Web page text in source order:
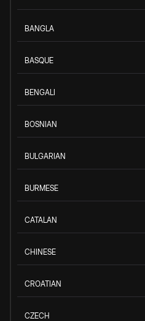
BANGLA
BASQUE
BENGALI
BOSNIAN
BULGARIAN
BURMESE
CATALAN
CHINESE
CROATIAN
CZECH